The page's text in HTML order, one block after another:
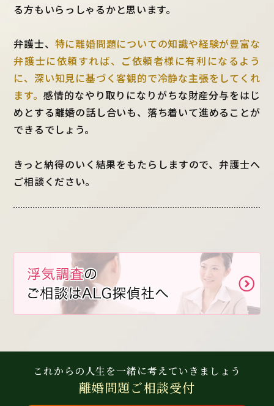
る方もいらっしゃるかと思います。
弁護士、 特に離婚問題についての知識や経験が豊富な
弁護士に依頼すれば、ご依頼者様に有利になるよう
に、深い知見に基づく客観的で冷静な主張をしてくれ
ます。感情的なやり取りになりがちな財産分与をはじ
めとする離婚の話し合いも、落ち着いて進めることが
できるでしょう。
きっと納得のいく結果をもたらしますので、弁護士へ
ご相談ください。
これからの人生を一緒に考えていきましょう
離婚問題ご相談受付